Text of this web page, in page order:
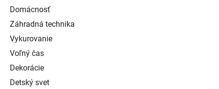
Domácnosť
Záhradná technika
Vykurovanie
Voľný čas
Dekorácie
Detský svet